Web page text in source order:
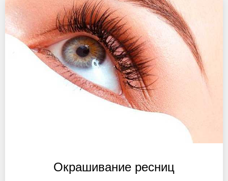
Окрашивание ресниц